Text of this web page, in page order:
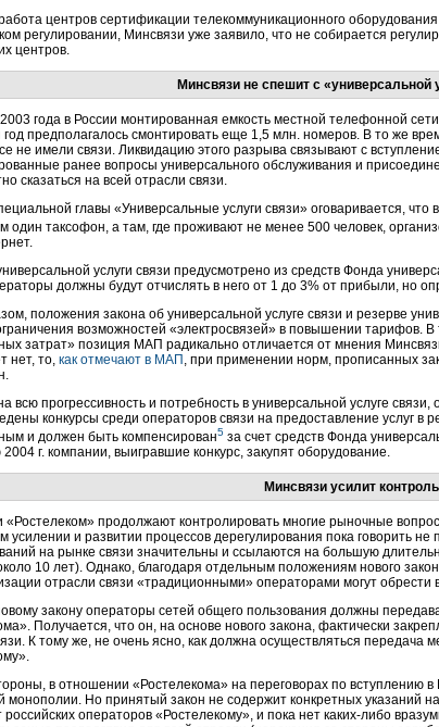
центров сертификации телекоммуникационного
регулировании, Минсвязи уже заявило, что не собирается
центров.
Минсвязи не спешит с «универсальной
года в России монтированная емкость местной телефонной
год предполагалось смонтировать еще 1,5 млн. номеров. В то же
не имели связи. Ликвидацию этого разрыва связывают с
ранее вопросы универсального обслуживания и
сказаться на всей отрасли связи.
главы «Универсальные услуги связи» оговаривается,
один таксофон, а там, где проживают не менее 500 человек,
услуги связи предусмотрено из средств Фонда
должны будут отчислять в него от 1 до 3% от прибыли, но
положения закона об универсальной услуге связи и резерве
возможностей «электросвязей» в повышении тарифов. В
затрат» позиция МАП радикально отличается от мнения
нет, то, как отмечают в МАП , при применении норм, прописанных
всю прогрессивность и потребность в универсальной услуге
конкурсы среди операторов связи на предоставление услуг в
и должен быть компенсирован5 за счет средств Фонда
г. компании, выигравшие конкурс, закупят оборудование.
Минсвязи усилит
«Ростелеком» продолжают контролировать многие рыночные
усилении и развитии процессов дерегулирования пока говорить
на рынке связи значительны и ссылаются на большую
10 лет). Однако, благодаря отдельным положениям нового
отрасли связи «традиционными» операторами могут обрести
закону операторы сетей общего пользования должны
Получается, что он, на основе нового закона, фактически
К тому же, не очень ясно, как должна осуществляться передача
в отношении «Ростелекома» на переговорах по вступлению в
монополии. Но принятый закон не содержит конкретных указаний
операторов «Ростелекому», и пока нет каких-либо